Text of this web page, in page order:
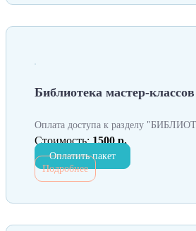
Библиотека мастер-
Оплата доступа к разделу
Стоимость: 1500 р.
Оплатить пакет
Подробнее